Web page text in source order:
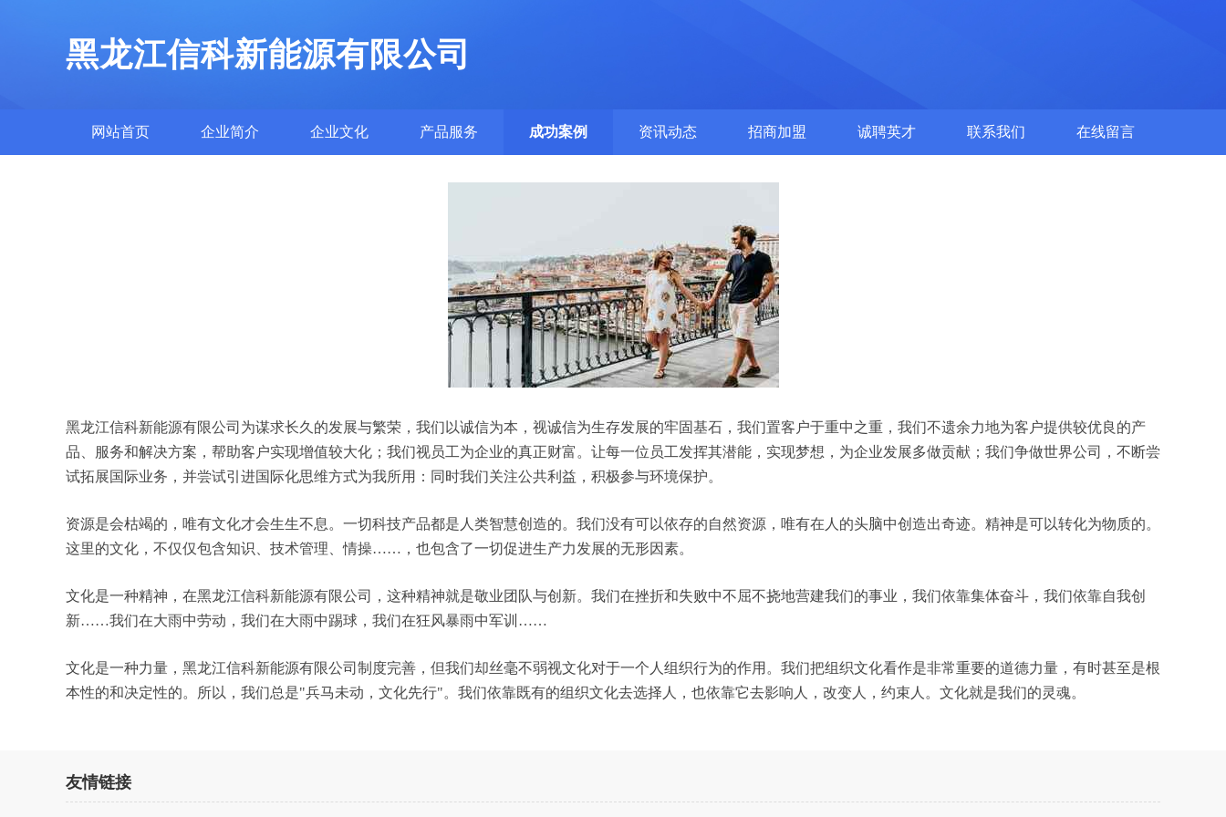
黑龙江信科新能源有限公司
网站首页 企业简介 企业文化 产品服务 成功案例 资讯动态 招商加盟 诚聘英才 联系我们 在线留言
黑龙江信科新能源有限公司为谋求长久的发展与繁荣，我们以诚信为本，视诚信为生存发展的牢固基石，我们置客户于重中之重，我们不遗余力地为客户提供较优良的产
品、服务和解决方案，帮助客户实现增值较大化；我们视员工为企业的真正财富。让每一位员工发挥其潜能，实现梦想，为企业发展多做贡献；我们争做世界公司，不断尝
试拓展国际业务，并尝试引进国际化思维方式为我所用：同时我们关注公共利益，积极参与环境保护。
资源是会枯竭的，唯有文化才会生生不息。一切科技产品都是人类智慧创造的。我们没有可以依存的自然资源，唯有在人的头脑中创造出奇迹。精神是可以转化为物质的。
这里的文化，不仅仅包含知识、技术管理、情操……，也包含了一切促进生产力发展的无形因素。
文化是一种精神，在黑龙江信科新能源有限公司，这种精神就是敬业团队与创新。我们在挫折和失败中不屈不挠地营建我们的事业，我们依靠集体奋斗，我们依靠自我创
新……我们在大雨中劳动，我们在大雨中踢球，我们在狂风暴雨中军训……
文化是一种力量，黑龙江信科新能源有限公司制度完善，但我们却丝毫不弱视文化对于一个人组织行为的作用。我们把组织文化看作是非常重要的道德力量，有时甚至是根
本性的和决定性的。所以，我们总是"兵马未动，文化先行"。我们依靠既有的组织文化去选择人，也依靠它去影响人，改变人，约束人。文化就是我们的灵魂。
友情链接